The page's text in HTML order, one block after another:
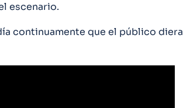
escenario.
continuamente que el público diera